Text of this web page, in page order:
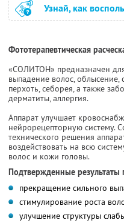
Узнай, как
Фототерапевтическая
«СОЛИТОН» предназначен
выпадение волос,
перхоть, себорея, а также
дерматиты, аллергия.
Аппарат улучшает
нейрорецепторную систему.
технического решения
воздействовать на всю
волос и кожи головы.
Подтвержденные результаты
прекращение сильного
стимулирование роста
улучшение структуры